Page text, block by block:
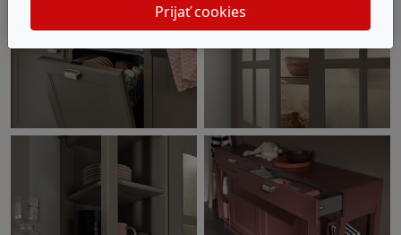
Prijať cookies